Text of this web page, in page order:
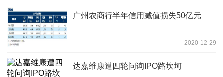
广州农商行半年信用减值损失50亿元
2020-12-29
达嘉维康遭四轮问询IPO路坎坷